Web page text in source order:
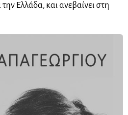
Ελλάδα, και ανεβαίνει στη